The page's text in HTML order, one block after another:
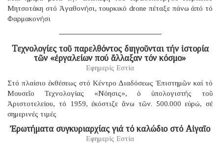
Μητσοτάκη στό Ἀγαθονήσι, τουρκικό drone πέταξε πάνω ἀπό τό
Φαρμακονήσι
Τεχνολογίες τοῦ παρελθόντος διηγοῦνται τήν ἱστορία
τῶν «ἐργαλείων πού ἄλλαξαν τόν κόσμο»
Εφημερίς Εστία
Στό πλαίσιο ἐκθέσεως στό Κέντρο Διαδόσεως Ἐπιστημῶν καί τό
Μουσεῖο Τεχνολογίας «Νόησις», ὁ ὑπολογιστής τοῦ
Ἀριστοτελείου, τό 1959, ἐκόστιζε ἄνω τῶν. 500.000 εὐρώ, σέ
σημερινές τιμές
Ἐρωτήματα συγκυριαρχίας γιά τό καλώδιο στό Αἰγαῖο
Εφημερίς Εστία